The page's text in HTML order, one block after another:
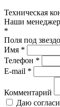
Техническая
Наши
*
Поля под
Имя *
Телефон *
E-mail *
Комментарий
Даю